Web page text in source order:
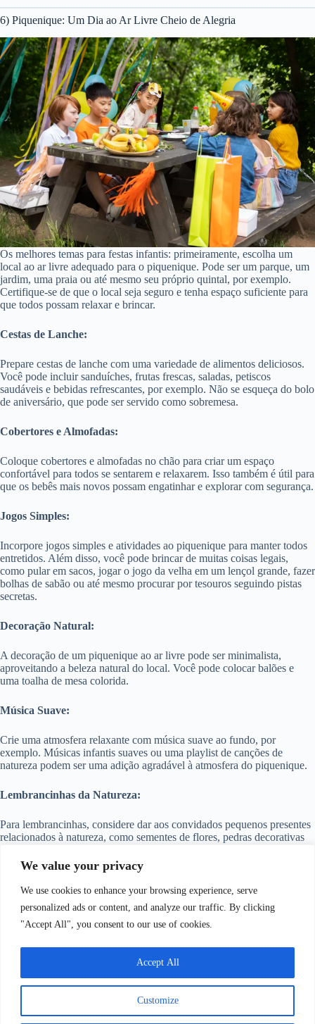
We value your privacy
We use cookies to enhance your browsing experience, serve
personalized ads or content, and analyze our traffic. By clicking
"Accept All", you consent to our use of cookies.
Customize
Accept All
6) Piquenique: Um Dia ao Ar Livre Cheio de Alegria
Os melhores temas para festas infantis: primeiramente, escolha um
local ao ar livre adequado para o piquenique. Pode ser um parque, um
jardim, uma praia ou até mesmo seu próprio quintal, por exemplo.
Certifique-se de que o local seja seguro e tenha espaço suficiente para
que todos possam relaxar e brincar.
Cestas de Lanche:
Prepare cestas de lanche com uma variedade de alimentos deliciosos.
Você pode incluir sanduíches, frutas frescas, saladas, petiscos
saudáveis e bebidas refrescantes, por exemplo. Não se esqueça do bolo
de aniversário, que pode ser servido como sobremesa.
Cobertores e Almofadas:
Coloque cobertores e almofadas no chão para criar um espaço
confortável para todos se sentarem e relaxarem. Isso também é útil para
que os bebês mais novos possam engatinhar e explorar com segurança.
Jogos Simples:
Incorpore jogos simples e atividades ao piquenique para manter todos
entretidos. Além disso, você pode brincar de muitas coisas legais,
como pular em sacos, jogar o jogo da velha em um lençol grande, fazer
bolhas de sabão ou até mesmo procurar por tesouros seguindo pistas
secretas.
Decoração Natural:
A decoração de um piquenique ao ar livre pode ser minimalista,
aproveitando a beleza natural do local. Você pode colocar balões e
uma toalha de mesa colorida.
Música Suave:
Crie uma atmosfera relaxante com música suave ao fundo, por
exemplo. Músicas infantis suaves ou uma playlist de canções de
natureza podem ser uma adição agradável à atmosfera do piquenique.
Lembrancinhas da Natureza:
Para lembrancinhas, considere dar aos convidados pequenos presentes
relacionados à natureza, como sementes de flores, pedras decorativas
servir como lembretes duradouros da celebração ao ar livre.
meninas
Veja dicas de presentes para o mêsversário.
Copyright © 2026 - WordPress Theme by